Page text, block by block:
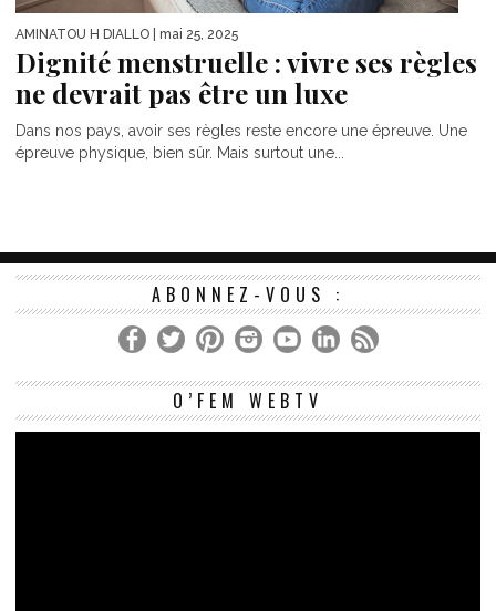
AMINATOU H DIALLO | mai 25, 2025
Dignité menstruelle : vivre ses règles
ne devrait pas être un luxe
Dans nos pays, avoir ses règles reste encore une épreuve. Une
épreuve physique, bien sûr. Mais surtout une...
ABONNEZ-VOUS :
O’FEM WEBTV